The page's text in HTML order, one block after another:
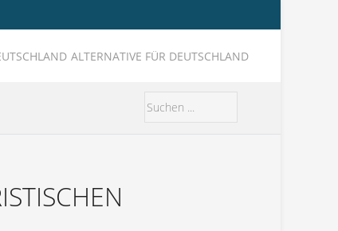
ALTERNATIVE FÜR DEUTSCHLAND